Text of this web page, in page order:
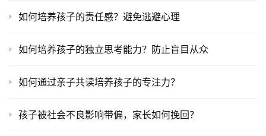
如何培养孩子的责任感？避免逃避心理
如何培养孩子的独立思考能力？防止盲目从众
如何通过亲子共读培养孩子的专注力？
孩子被社会不良影响带偏，家长如何挽回？